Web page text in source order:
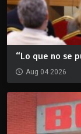
“Lo que no se
Aug 04 2026